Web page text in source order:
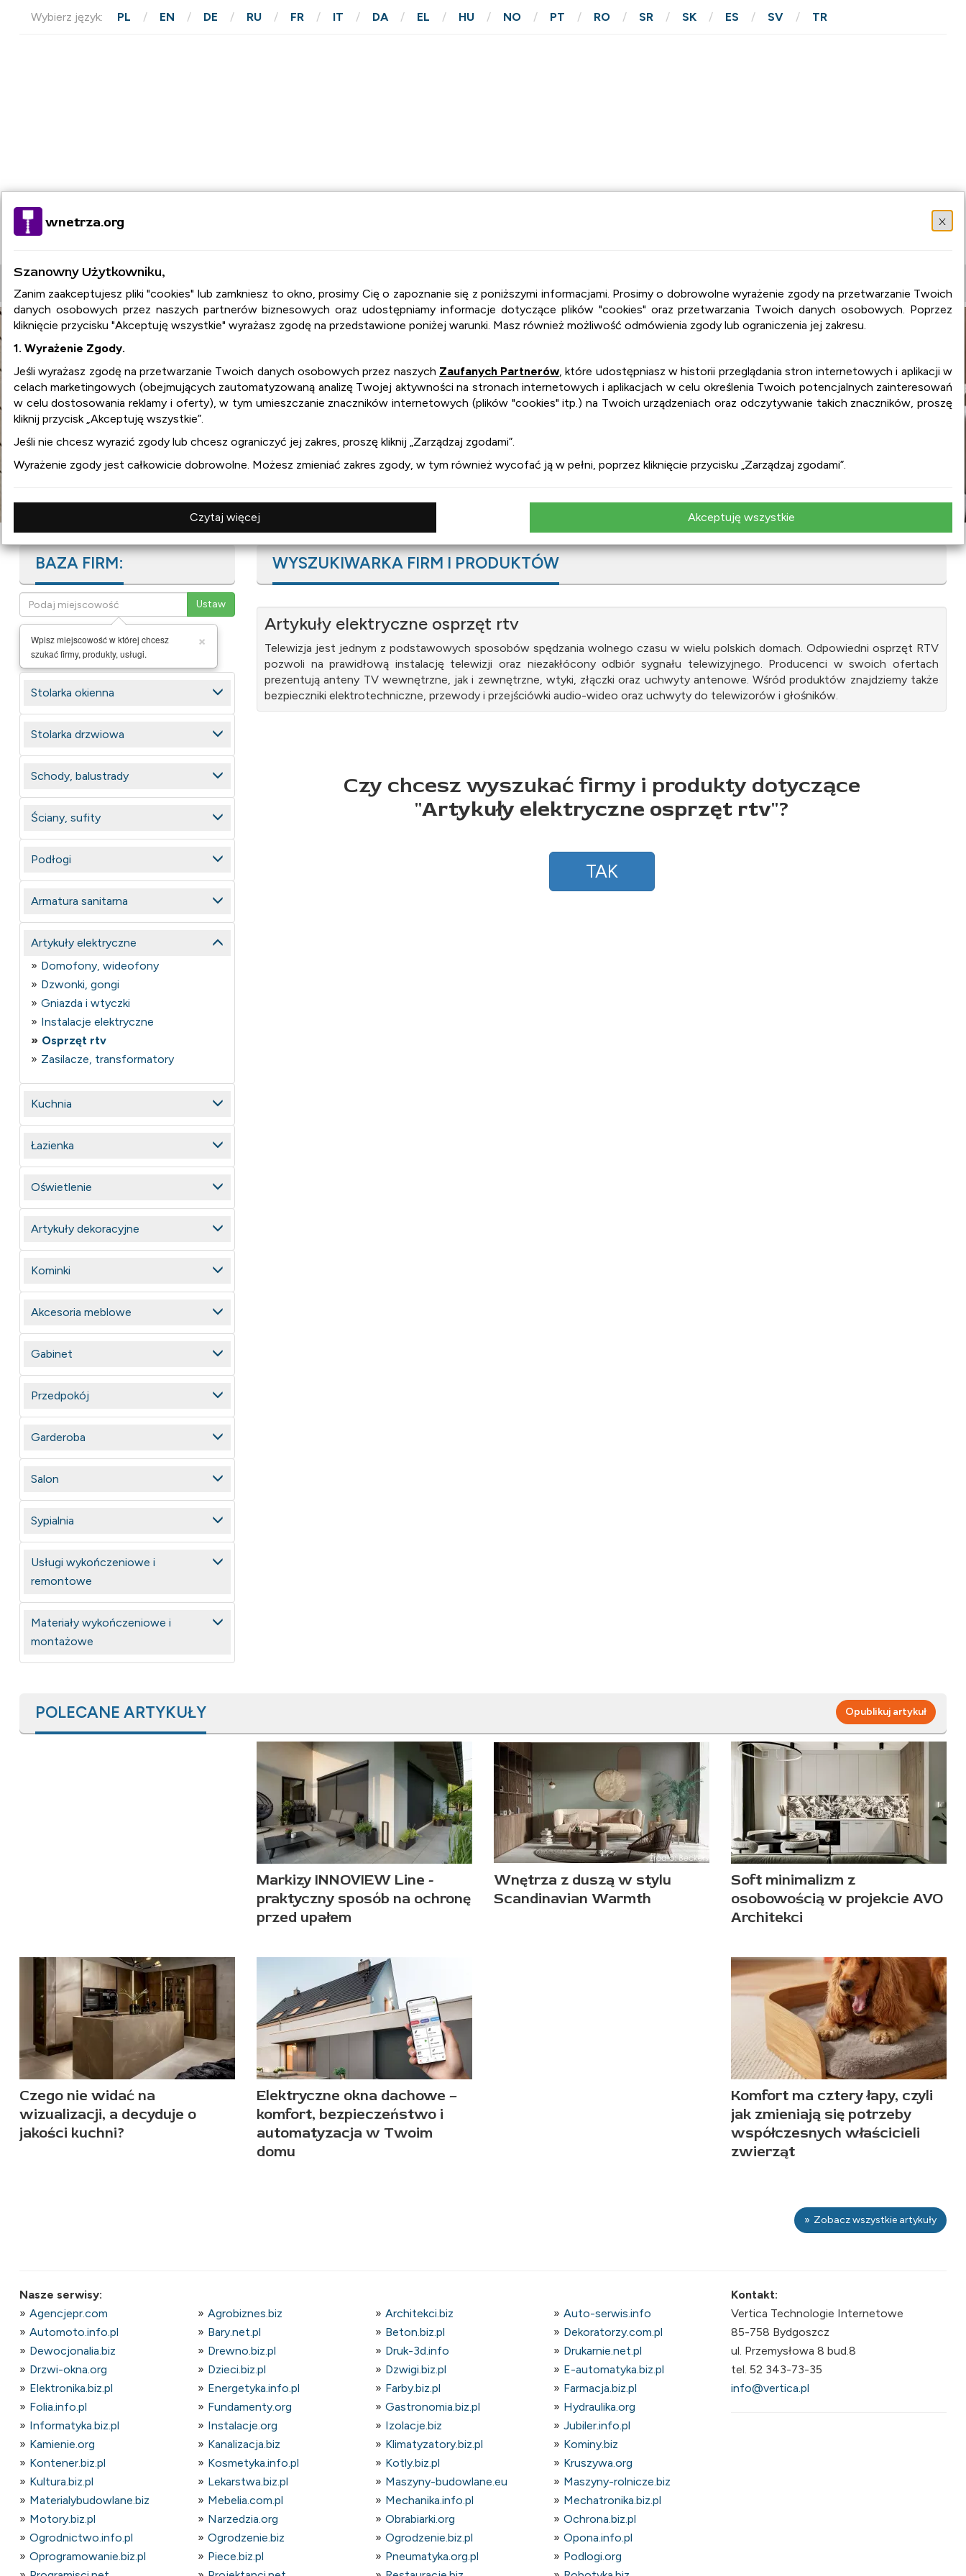
wnetrza.org x
Szanowny Użytkowniku,
Zanim zaakceptujesz pliki "cookies" lub zamkniesz to okno, prosimy Cię o zapoznanie się z poniższymi informacjami. Prosimy o dobrowolne wyrażenie zgody na przetwarzanie Twoich
danych osobowych przez naszych partnerów biznesowych oraz udostępniamy informacje dotyczące plików "cookies" oraz przetwarzania Twoich danych osobowych. Poprzez
kliknięcie przycisku "Akceptuję wszystkie" wyrażasz zgodę na przedstawione poniżej warunki. Masz również możliwość odmówienia zgody lub ograniczenia jej zakresu.
1. Wyrażenie Zgody.
Jeśli wyrażasz zgodę na przetwarzanie Twoich danych osobowych przez naszych Zaufanych Partnerów, które udostępniasz w historii przeglądania stron internetowych i aplikacji w
celach marketingowych (obejmujących zautomatyzowaną analizę Twojej aktywności na stronach internetowych i aplikacjach w celu określenia Twoich potencjalnych zainteresowań
w celu dostosowania reklamy i oferty), w tym umieszczanie znaczników internetowych (plików "cookies" itp.) na Twoich urządzeniach oraz odczytywanie takich znaczników, proszę
kliknij przycisk „Akceptuję wszystkie”.
Jeśli nie chcesz wyrazić zgody lub chcesz ograniczyć jej zakres, proszę kliknij „Zarządzaj zgodami”.
Wyrażenie zgody jest całkowicie dobrowolne. Możesz zmieniać zakres zgody, w tym również wycofać ją w pełni, poprzez kliknięcie przycisku „Zarządzaj zgodami”.
Czytaj więcej Akceptuję wszystkie
Wybierz język: PL EN DE RU FR IT DA EL HU NO PT RO SR SK ES SV TR
STRONA GŁÓWNA
wnetrza.org
:aranżacja wnętrz
:projekty wnętrz
:design
:wyposażenie wnętrz
BAZA FIRM:
×
Wpisz miejscowość w której chcesz
szukać firmy, produkty, usługi.
Stolarka okienna
Stolarka drzwiowa
Schody, balustrady
Ściany, sufity
Podłogi
Armatura sanitarna
Artykuły elektryczne
Domofony, wideofony
Dzwonki, gongi
Gniazda i wtyczki
Instalacje elektryczne
Osprzęt rtv
Zasilacze, transformatory
Kuchnia
Łazienka
Oświetlenie
Artykuły dekoracyjne
Kominki
Akcesoria meblowe
Gabinet
Przedpokój
Garderoba
Salon
Sypialnia
Usługi wykończeniowe i
remontowe
Materiały wykończeniowe i
montażowe
WYSZUKIWARKA FIRM I PRODUKTÓW
Artykuły elektryczne osprzęt rtv
Telewizja jest jednym z podstawowych sposobów spędzania wolnego czasu w wielu polskich domach. Odpowiedni osprzęt RTV
pozwoli na prawidłową instalację telewizji oraz niezakłócony odbiór sygnału telewizyjnego. Producenci w swoich ofertach
prezentują anteny TV wewnętrzne, jak i zewnętrzne, wtyki, złączki oraz uchwyty antenowe. Wśród produktów znajdziemy także
bezpieczniki elektrotechniczne, przewody i przejściówki audio-wideo oraz uchwyty do telewizorów i głośników.
Czy chcesz wyszukać firmy i produkty dotyczące
"Artykuły elektryczne osprzęt rtv"?
TAK
POLECANE ARTYKUŁY Opublikuj artykuł
Markizy INNOVIEW Line -
praktyczny sposób na ochronę
przed upałem
Wnętrza z duszą w stylu
Scandinavian Warmth
Soft minimalizm z
osobowością w projekcie AVO
Architekci
Czego nie widać na
wizualizacji, a decyduje o
jakości kuchni?
Elektryczne okna dachowe –
komfort, bezpieczeństwo i
automatyzacja w Twoim
domu
Komfort ma cztery łapy, czyli
jak zmieniają się potrzeby
współczesnych właścicieli
zwierząt
Zobacz wszystkie artykuły
Nasze serwisy:
Agencjepr.com
Agrobiznes.biz Architekci.biz
Auto-serwis.info
Automoto.info.pl
Bary.net.pl Beton.biz.pl
Dekoratorzy.com.pl
Dewocjonalia.biz
Drewno.biz.pl Druk-3d.info
Drukarnie.net.pl
Drzwi-okna.org
Dzieci.biz.pl Dzwigi.biz.pl
E-automatyka.biz.pl
Elektronika.biz.pl
Energetyka.info.pl Farby.biz.pl
Farmacja.biz.pl
Folia.info.pl
Fundamenty.org Gastronomia.biz.pl
Hydraulika.org
Informatyka.biz.pl
Instalacje.org Izolacje.biz
Jubiler.info.pl
Kamienie.org
Kanalizacja.biz Klimatyzatory.biz.pl
Kominy.biz
Kontener.biz.pl
Kosmetyka.info.pl Kotly.biz.pl
Kruszywa.org
Kultura.biz.pl
Lekarstwa.biz.pl Maszyny-budowlane.eu
Maszyny-rolnicze.biz
Materialybudowlane.biz
Mebelia.com.pl Mechanika.info.pl
Mechatronika.biz.pl
Motory.biz.pl
Narzedzia.org Obrabiarki.org
Ochrona.biz.pl
Ogrodnictwo.info.pl
Ogrodzenie.biz Ogrodzenie.biz.pl
Opona.info.pl
Oprogramowanie.biz.pl
Piece.biz.pl Pneumatyka.org.pl
Podlogi.org
Kontakt:
Vertica Technologie Internetowe
85-758 Bydgoszcz
ul. Przemysłowa 8 bud.8
tel. 52 343-73-35
info@vertica.pl